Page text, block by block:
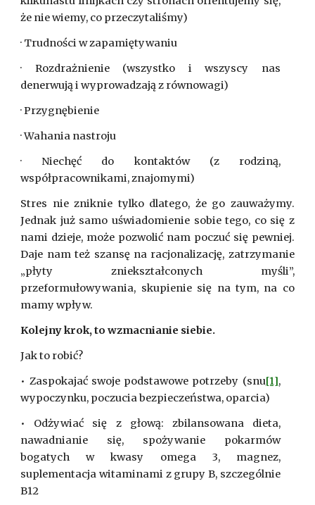
że nie wiemy, co przeczytaliśmy)
· Trudności w zapamiętywaniu
· Rozdrażnienie (wszystko i wszyscy nas
denerwują i wyprowadzają z równowagi)
· Przygnębienie
· Wahania nastroju
· Niechęć do kontaktów (z rodziną,
współpracownikami, znajomymi)
Stres nie zniknie tylko dlatego, że go zauważymy.
Jednak już samo uświadomienie sobie tego, co się z
nami dzieje, może pozwolić nam poczuć się pewniej.
Daje nam też szansę na racjonalizację, zatrzymanie
„płyty zniekształconych myśli”,
przeformułowywania, skupienie się na tym, na co
mamy wpływ.
Kolejny krok, to wzmacnianie siebie.
Jak to robić?
• Zaspokajać swoje podstawowe potrzeby (snu[1],
wypoczynku, poczucia bezpieczeństwa, oparcia)
• Odżywiać się z głową: zbilansowana dieta,
nawadnianie się, spożywanie pokarmów
bogatych w kwasy omega 3, magnez,
suplementacja witaminami z grupy B, szczególnie
B12